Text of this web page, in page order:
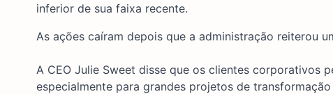
inferior de sua faixa recente.
As ações caíram depois que a administração reiterou
A CEO Julie Sweet disse que os clientes corporativos
especialmente para grandes projetos de